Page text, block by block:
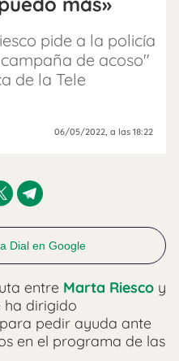
pide a la policía
de acoso"
de la Tele
06/05/2022, a las 18:22
Dial en Google
entre Marta Riesco y
ha dirigido
pedir ayuda ante
en el programa de las